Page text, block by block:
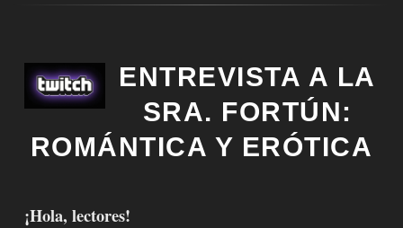
ENTREVISTA A LA
SRA. FORTÚN:
ROMÁNTICA Y ERÓTICA
¡Hola, lectores!